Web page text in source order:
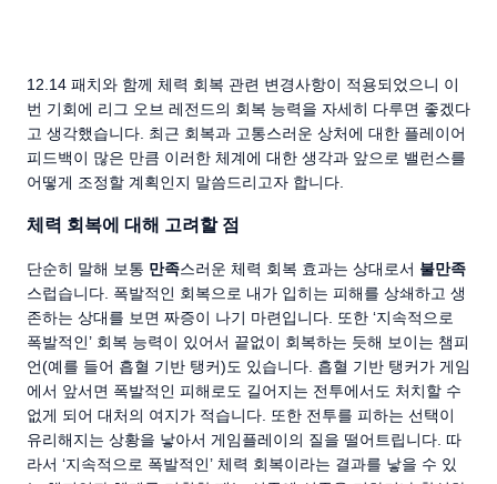
12.14 패치와 함께 체력 회복 관련 변경사항이 적용되었으니 이
번 기회에 리그 오브 레전드의 회복 능력을 자세히 다루면 좋겠다
고 생각했습니다. 최근 회복과 고통스러운 상처에 대한 플레이어
피드백이 많은 만큼 이러한 체계에 대한 생각과 앞으로 밸런스를
어떻게 조정할 계획인지 말씀드리고자 합니다.
체력 회복에 대해 고려할 점
단순히 말해 보통 만족스러운 체력 회복 효과는 상대로서 불만족
스럽습니다. 폭발적인 회복으로 내가 입히는 피해를 상쇄하고 생
존하는 상대를 보면 짜증이 나기 마련입니다. 또한 ‘지속적으로
폭발적인’ 회복 능력이 있어서 끝없이 회복하는 듯해 보이는 챔피
언(예를 들어 흡혈 기반 탱커)도 있습니다. 흡혈 기반 탱커가 게임
에서 앞서면 폭발적인 피해로도 길어지는 전투에서도 처치할 수
없게 되어 대처의 여지가 적습니다. 또한 전투를 피하는 선택이
유리해지는 상황을 낳아서 게임플레이의 질을 떨어트립니다. 따
라서 ‘지속적으로 폭발적인’ 체력 회복이라는 결과를 낳을 수 있